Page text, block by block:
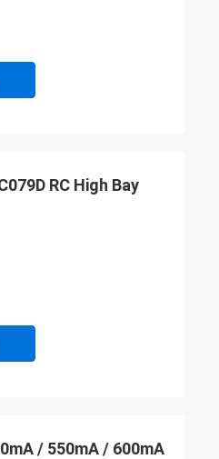
RC High Bay
/ 550mA / 600mA